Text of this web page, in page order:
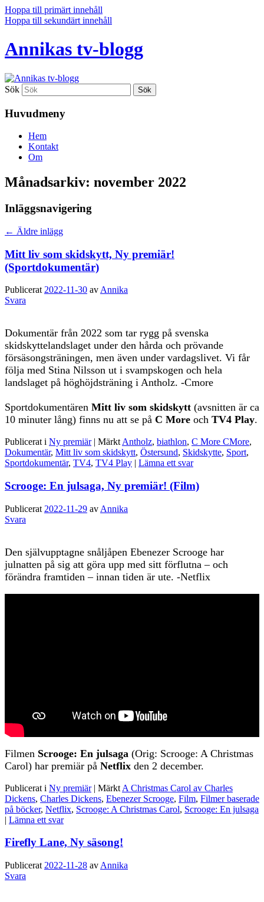
Hoppa till primärt innehåll
Hoppa till sekundärt innehåll
Annikas tv-blogg
Sök
Huvudmeny
Hem
Kontakt
Om
Månadsarkiv: november 2022
Inläggsnavigering
← Äldre inlägg
Mitt liv som skidskytt, Ny premiär!
(Sportdokumentär)
Publicerat 2022-11-30 av Annika
Svara
Dokumentär från 2022 som tar rygg på svenska
skidskyttelandslaget under den hårda och prövande
försäsongsträningen, men även under vardagslivet. Vi får
följa med Stina Nilsson ut i svampskogen och hela
landslaget på höghöjdsträning i Antholz. -Cmore
Sportdokumentären Mitt liv som skidskytt (avsnitten är ca
10 minuter lång) finns nu att se på C More och TV4 Play.
Publicerat i Ny premiär | Märkt Antholz, biathlon, C More CMore,
Dokumentär, Mitt liv som skidskytt, Östersund, Skidskytte, Sport,
Sportdokumentär, TV4, TV4 Play | Lämna ett svar
Scrooge: En julsaga, Ny premiär! (Film)
Publicerat 2022-11-29 av Annika
Svara
Den självupptagne snåljåpen Ebenezer Scrooge har
julnatten på sig att göra upp med sitt förflutna – och
förändra framtiden – innan tiden är ute. -Netflix
Filmen Scrooge: En julsaga (Orig: Scrooge: A Christmas
Carol) har premiär på Netflix den 2 december.
Publicerat i Ny premiär | Märkt A Christmas Carol av Charles
Dickens, Charles Dickens, Ebenezer Scrooge, Film, Filmer baserade
på böcker, Netflix, Scrooge: A Christmas Carol, Scrooge: En julsaga
| Lämna ett svar
Firefly Lane, Ny säsong!
Publicerat 2022-11-28 av Annika
Svara